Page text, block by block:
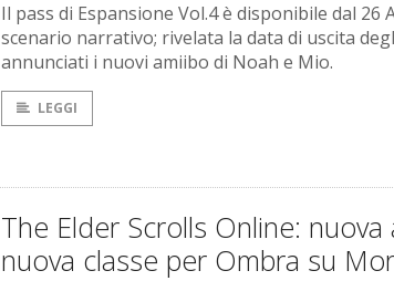
Il pass di Espansione Vol.4 è disponibile dal 26
scenario narrativo; rivelata la data di uscita
annunciati i nuovi amiibo di Noah e Mio.
LEGGI
The Elder Scrolls Online: nuova
nuova classe per Ombra su